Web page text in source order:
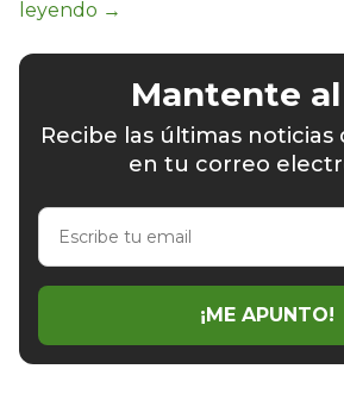
Mantente
Recibe las últimas
en tu correo
Escribe
email
¡ME APUNTO!